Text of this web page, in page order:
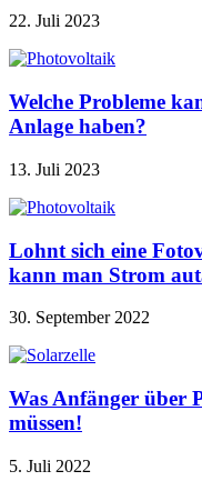
22. Juli 2023
Welche Probleme
Anlage haben?
13. Juli 2023
Lohnt sich eine
kann man Strom
30. September 2022
Was Anfänger über
müssen!
5. Juli 2022